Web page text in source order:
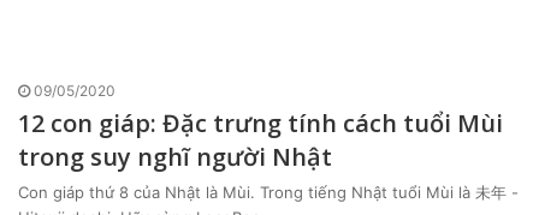
09/05/2020
12 con giáp: Đặc trưng tính cách tuổi Mùi
trong suy nghĩ người Nhật
Con giáp thứ 8 của Nhật là Mùi. Trong tiếng Nhật tuổi Mùi là 未年 -